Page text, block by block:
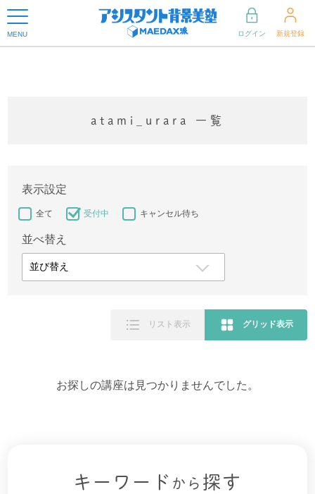
MENU ログイン 新規登録
atami_urara 一覧
表示設定
全て 受付中 キャンセル待ち
並べ替え
リスト表示 グリッド表示
お探しの講座は見つかりませんでした。
キーワード から 探す